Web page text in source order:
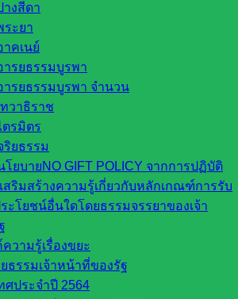
งสีดา
ระยา
คเนย์
ารยธรรมบูรพา
ารยธรรมบูรพา จำนวน
วาธิราช
ตรมิตร
ริยธรรม
ยบายNO GIFT POLICY จากการปฏิบัติ
สริมสร้างความรู้เกี่ยวกับหลักเกณฑ์การรับ
โยชน์อื่นใดโดยธรรมจรรยาของเจ้า
วามรู้เรื่องขยะ
ธรรมเจ้าหน้าที่ของรัฐ
ประจำปี 2564